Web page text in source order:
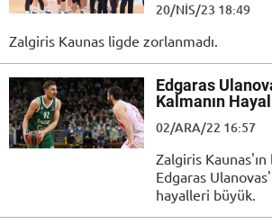
20/NIS/23 18:49
Zalgiris Kaunas ligde zorlanmadı.
Edgaras
Kalmanın
02/ARA/22 16:57
Zalgiris Kaunas'ın
Edgaras
hayalleri büyük.